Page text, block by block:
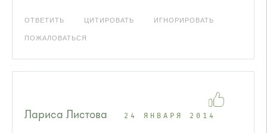
ОТВЕТИТЬ ЦИТИРОВАТЬ ИГНОРИРОВАТЬ
ПОЖАЛОВАТЬСЯ
Лариса Листова 24 ЯНВАРЯ 2014